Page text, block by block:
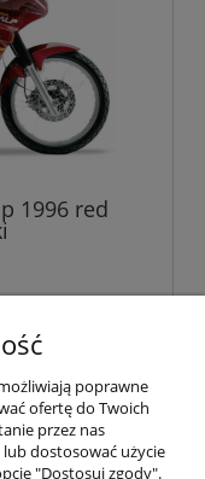
1996 red
poprawne
ofertę do Twoich
przez nas
dostosować użycie
"Dostosuj zgody".